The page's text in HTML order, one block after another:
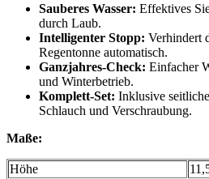
Sauberes Wasser: Effektives
durch Laub.
Intelligenter Stopp: Verhindert
Regentonne automatisch.
Ganzjahres-Check: Einfacher
und Winterbetrieb.
Komplett-Set: Inklusive
Schlauch und Verschraubung.
Maße:
Höhe